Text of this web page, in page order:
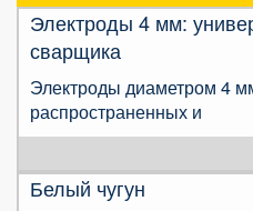
Электроды 4 мм:
сварщика
Электроды диаметром 4
распространенных и
Белый чугун